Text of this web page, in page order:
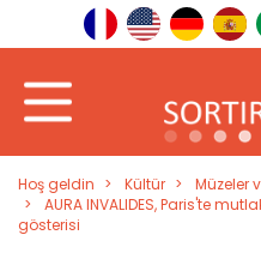
Hoş geldin Kültür
Müzeler
AURA INVALIDES, Paris'te
gösterisi